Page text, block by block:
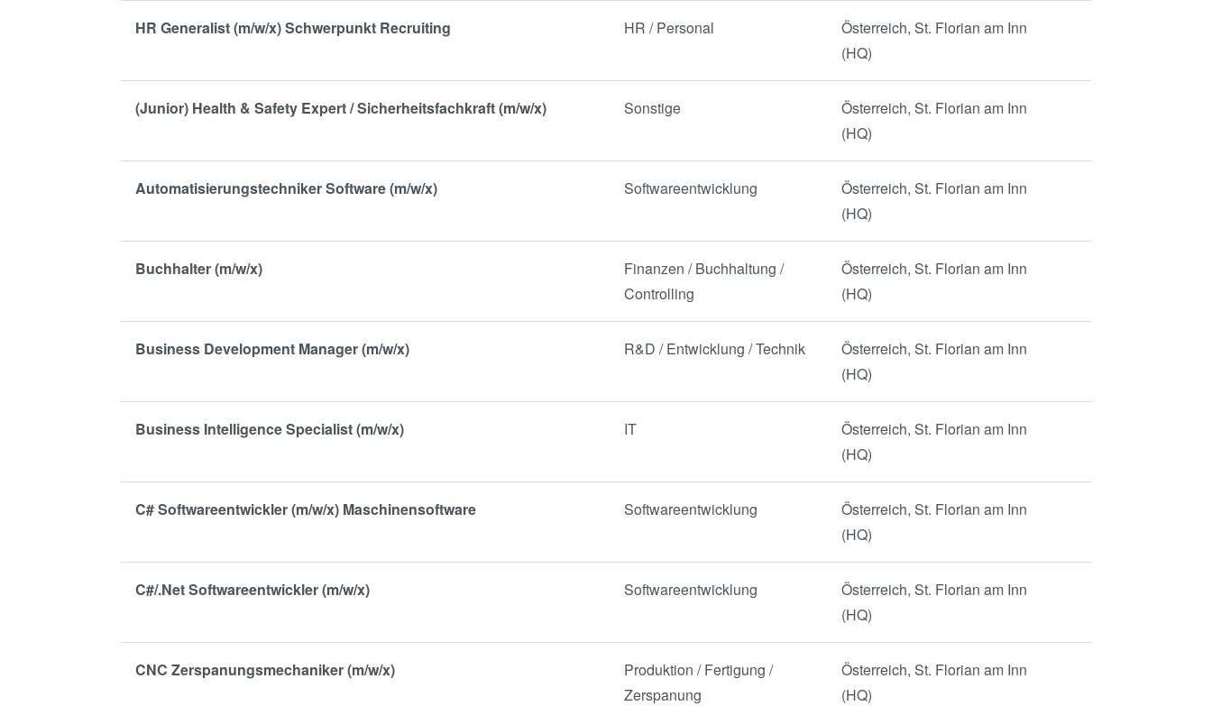
HR Generalist (m/w/x) Schwerpunkt Recruiting HR / Personal
Österreich, St. Florian am Inn
(HQ)
(Junior) Health & Safety Expert / Sicherheitsfachkraft (m/w/x) Sonstige
Österreich, St. Florian am Inn
(HQ)
Automatisierungstechniker Software (m/w/x) Softwareentwicklung
Österreich, St. Florian am Inn
(HQ)
Buchhalter (m/w/x)
Finanzen / Buchhaltung /
Controlling
Österreich, St. Florian am Inn
(HQ)
Business Development Manager (m/w/x) R&D / Entwicklung / Technik
Österreich, St. Florian am Inn
(HQ)
Business Intelligence Specialist (m/w/x) IT
Österreich, St. Florian am Inn
(HQ)
C# Softwareentwickler (m/w/x) Maschinensoftware Softwareentwicklung
Österreich, St. Florian am Inn
(HQ)
C#/.Net Softwareentwickler (m/w/x) Softwareentwicklung
Österreich, St. Florian am Inn
(HQ)
CNC Zerspanungsmechaniker (m/w/x)
Produktion / Fertigung /
Zerspanung
Österreich, St. Florian am Inn
(HQ)